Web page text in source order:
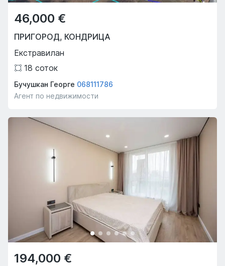
46,000 €
ПРИГОРОД, КОНДРИЦА
Екстравилан
18 соток
Бучушкан Георге 068111786
Агент по недвижимости
194,000 €